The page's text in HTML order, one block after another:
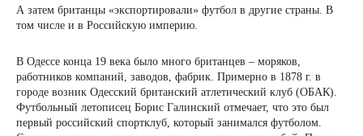
А затем британцы «экспортировали» футбол в другие страны. В
том числе и в Российскую империю.
В Одессе конца 19 века было много британцев – моряков,
работников компаний, заводов, фабрик. Примерно в 1878 г. в
городе возник Одесский британский атлетический клуб (ОБАК).
Футбольный летописец Борис Галинский отмечает, что это был
первый российский спортклуб, который занимался футболом.